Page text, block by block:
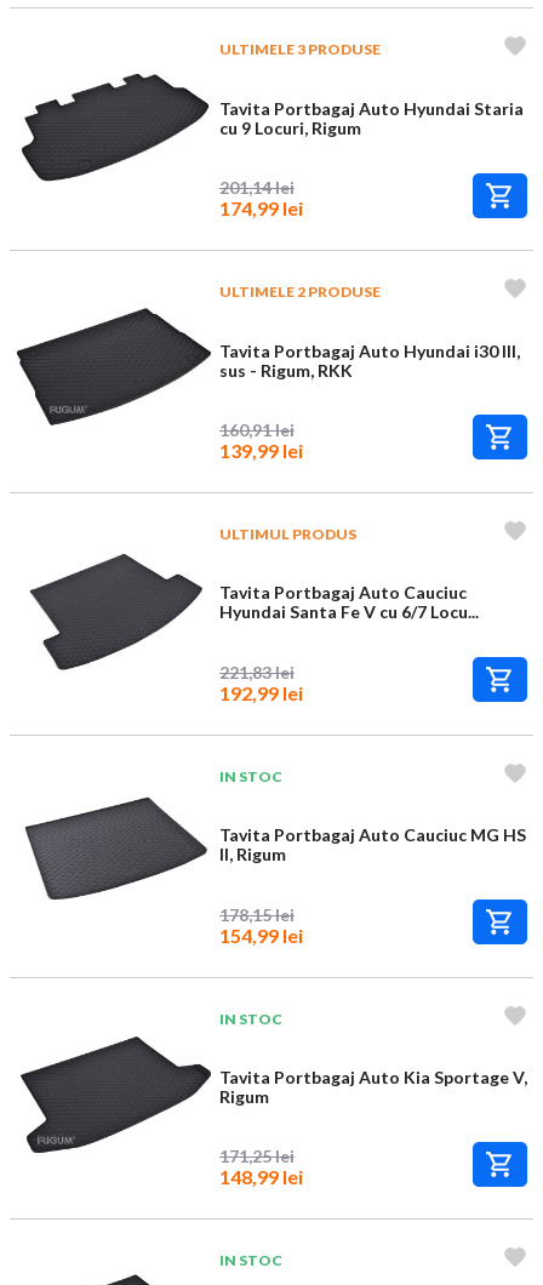
ULTIMELE 3 PRODUSE
Tavita Portbagaj Auto Hyundai Staria
cu 9 Locuri, Rigum
201,14 lei
174,99 lei
ULTIMELE 2 PRODUSE
Tavita Portbagaj Auto Hyundai i30 III,
sus - Rigum, RKK
160,91 lei
139,99 lei
ULTIMUL PRODUS
Tavita Portbagaj Auto Cauciuc
Hyundai Santa Fe V cu 6/7 Locu...
221,83 lei
192,99 lei
IN STOC
Tavita Portbagaj Auto Cauciuc MG HS
II, Rigum
178,15 lei
154,99 lei
IN STOC
Tavita Portbagaj Auto Kia Sportage V,
Rigum
171,25 lei
148,99 lei
IN STOC